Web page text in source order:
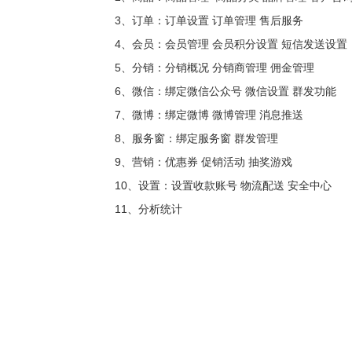
3、订单：订单设置 订单管理 售后服务
4、会员：会员管理 会员积分设置 短信发送
5、分销：分销概况 分销商管理 佣金管理
6、微信：绑定微信公众号 微信设置 群发功能
7、微博：绑定微博 微博管理 消息推送
8、服务窗：绑定服务窗 群发管理
9、营销：优惠券 促销活动 抽奖游戏
10、设置：设置收款账号 物流配送 安全中心
11、分析统计